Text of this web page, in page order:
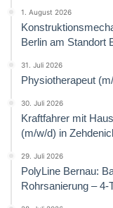
1. August 2026
Berlin am Standort
31. Juli 2026
Physiotherapeut
30. Juli 2026
Kraftfahrer mit
(m/w/d) in
29. Juli 2026
PolyLine Bernau:
Rohrsanierung – 4-